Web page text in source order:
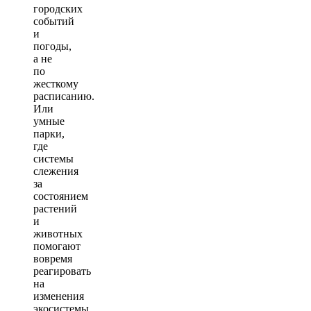
городских
событий
и
погоды,
а не
по
жесткому
расписанию.
Или
умные
парки,
где
системы
слежения
за
состоянием
растений
и
животных
помогают
вовремя
реагировать
на
изменения
экосистемы.